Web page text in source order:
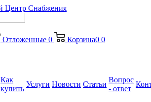
Отложенные 0 Корзина0 0
Как
купить
Услуги Новости Статьи
Вопрос
- ответ